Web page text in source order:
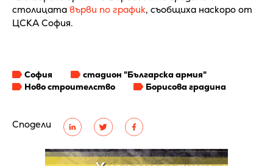
Сподели
столицата върви по график, съобщиха наскоро от
ЦСКА София.
София
стадион "Българска армия"
Ново строителство
Борисова градина